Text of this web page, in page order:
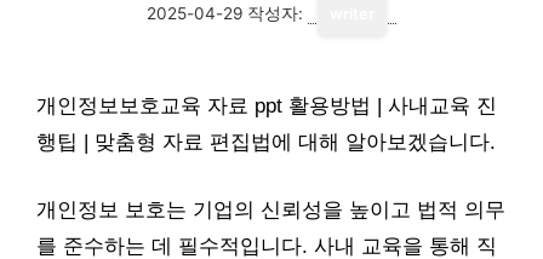
2025-04-29 작성자:
개인정보보호교육 자료 ppt 활용방법 | 사내교육 진
행팁 | 맞춤형 자료 편집법에 대해 알아보겠습니다.
개인정보 보호는 기업의 신뢰성을 높이고 법적 의무
를 준수하는 데 필수적입니다. 사내 교육을 통해 직